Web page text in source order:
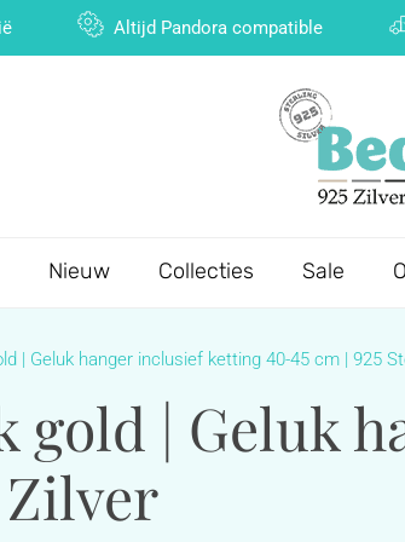
Altijd Pandora compatible
Nieuw Collecties Sale
| Geluk hanger inclusief ketting 40-45 cm | 925
gold | Geluk
Zilver